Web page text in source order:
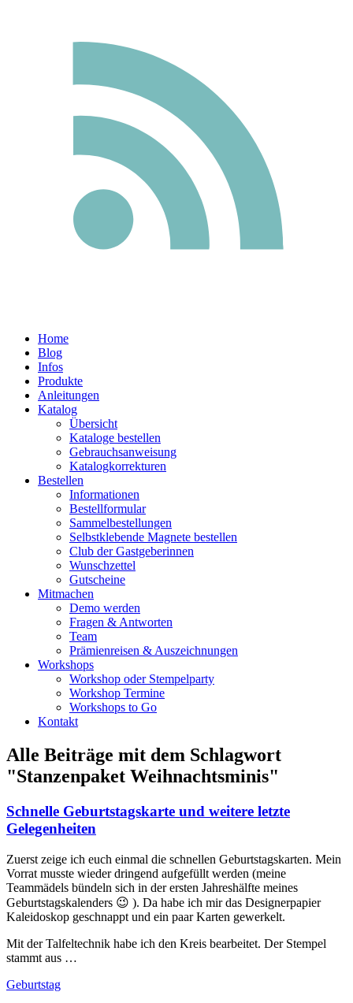
Home
Blog
Infos
Produkte
Anleitungen
Katalog
Übersicht
Kataloge bestellen
Gebrauchsanweisung
Katalogkorrekturen
Bestellen
Informationen
Bestellformular
Sammelbestellungen
Selbstklebende Magnete bestellen
Club der Gastgeberinnen
Wunschzettel
Gutscheine
Mitmachen
Demo werden
Fragen & Antworten
Team
Prämienreisen & Auszeichnungen
Workshops
Workshop oder Stempelparty
Workshop Termine
Workshops to Go
Kontakt
Alle Beiträge mit dem Schlagwort
"Stanzenpaket Weihnachtsminis"
Schnelle Geburtstagskarte und weitere letzte
Gelegenheiten
Zuerst zeige ich euch einmal die schnellen Geburtstagskarten. Mein
Vorrat musste wieder dringend aufgefüllt werden (meine
Teammädels bündeln sich in der ersten Jahreshälfte meines
Geburtstagskalenders 😉 ). Da habe ich mir das Designerpapier
Kaleidoskop geschnappt und ein paar Karten gewerkelt.
Mit der Talfeltechnik habe ich den Kreis bearbeitet. Der Stempel
stammt aus …
Geburtstag